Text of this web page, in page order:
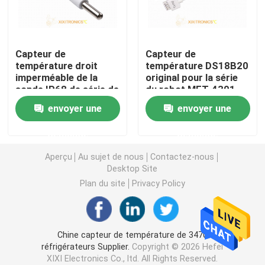
Thermistance en verre de NTC
Thermistances enduites d'époxyde
Sonde de la température de nourriture
Capteurs de température de RDT de platine
Capteurs de température imperméables
Capteur de
température droit
imperméable de la
sonde IP68 de série de
l'aquarium MFT-04 de
Thermohygrometer
envoyer une
Capteur de
température DS18B20
original pour la série
du robot MFT-4301
MFT-4401
envoyer une
Aperçu Au sujet de nous
Contactez-nous
Desktop Site
Plan du site
Privacy Policy
Chine capteur de température de 3470
réfrigérateurs Supplier. Copyright © 2026 Hefei
XIXI Electronics Co., ltd. All Rights Reserved.